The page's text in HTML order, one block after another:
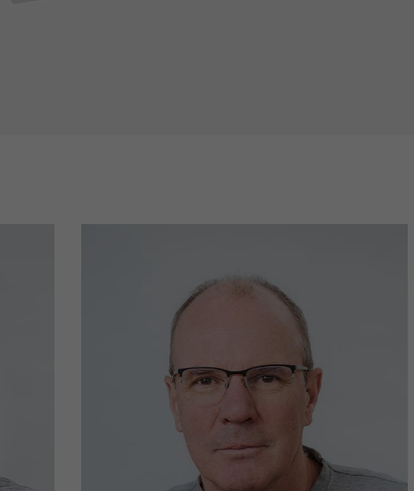
Einsatzgebiete: Sievershagen,
Reutershagen, & WEG (C.-Blenkle-
Str. 8-9, Mozartstr. 26-28) &
Hafen City